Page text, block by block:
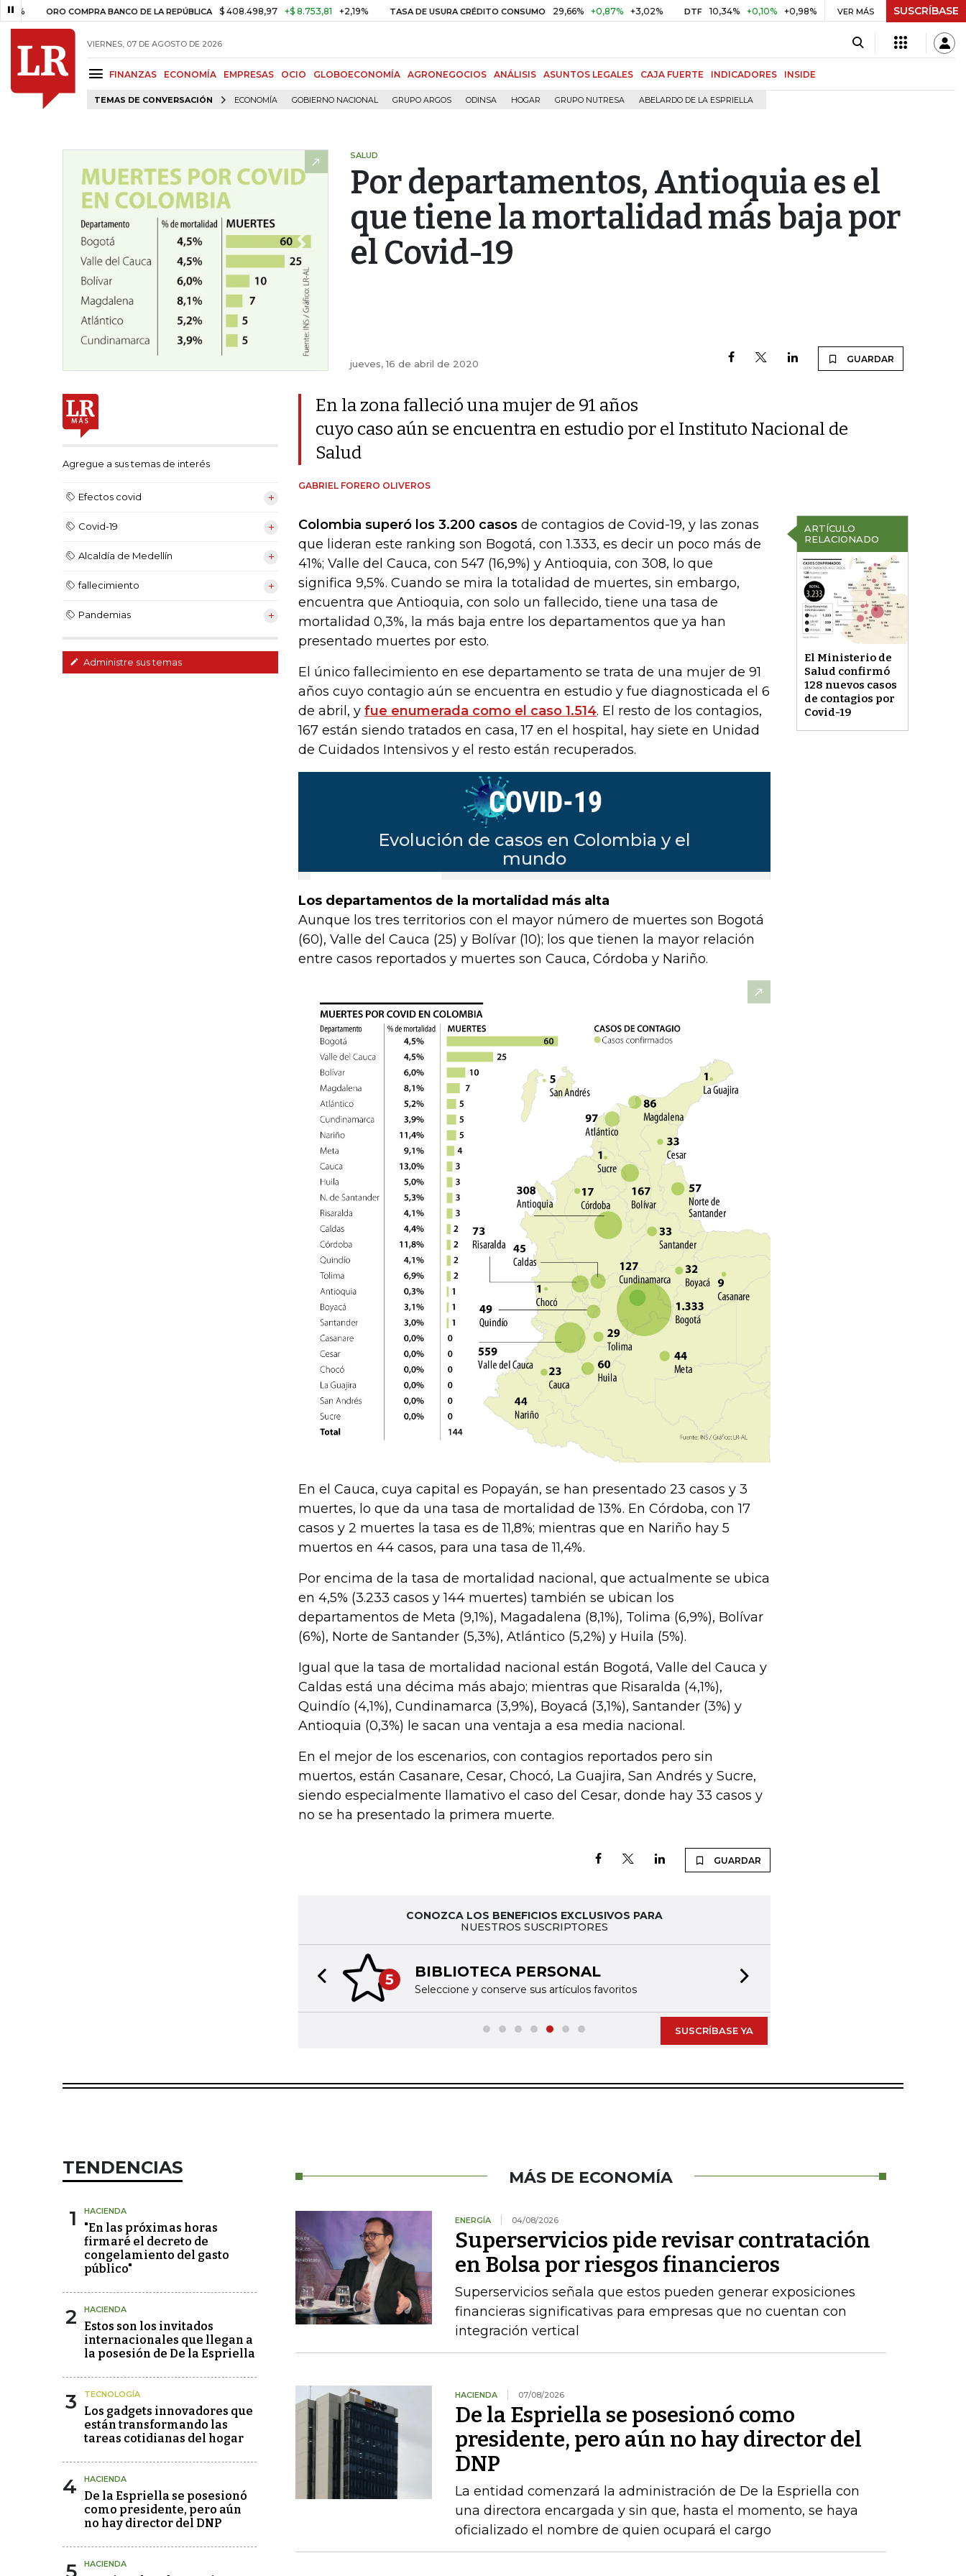
ORO COMPRA BANCO DE LA REPÚBLICA $ 408.498,97 +$ 8.753,81 +2,19% TASA DE USURA CRÉDITO CONSUMO 29,66% +0,87% +3,02% DTF 10,34% +0,10% +0,98% UVR $ 416,91 +$ 0,05 +0,01%
VER MÁS SUSCRÍBASE
VIERNES, 07 DE AGOSTO DE 2026
FINANZAS ECONOMÍA EMPRESAS OCIO GLOBOECONOMÍA AGRONEGOCIOS ANÁLISIS ASUNTOS LEGALES CAJA FUERTE INDICADORES INSIDE
TEMAS DE CONVERSACIÓN ECONOMÍA GOBIERNO NACIONAL GRUPO ARGOS ODINSA HOGAR GRUPO NUTRESA ABELARDO DE LA ESPRIELLA
SALUD
Por departamentos, Antioquia es el
que tiene la mortalidad más baja por
el Covid-19
jueves, 16 de abril de 2020 GUARDAR
Agregue a sus temas de interés
Efectos covid
Covid-19
Alcaldía de Medellín
fallecimiento
Pandemias
Administre sus temas
En la zona falleció una mujer de 91 años
cuyo caso aún se encuentra en estudio por el Instituto Nacional de
Salud
GABRIEL FORERO OLIVEROS
ARTÍCULO
RELACIONADO
El Ministerio de
Salud confirmó
128 nuevos casos
de contagios por
Covid-19
Colombia superó los 3.200 casos de contagios de Covid-19, y las zonas
que lideran este ranking son Bogotá, con 1.333, es decir un poco más de
41%; Valle del Cauca, con 547 (16,9%) y Antioquia, con 308, lo que
significa 9,5%. Cuando se mira la totalidad de muertes, sin embargo,
encuentra que Antioquia, con solo un fallecido, tiene una tasa de
mortalidad 0,3%, la más baja entre los departamentos que ya han
presentado muertes por esto.
El único fallecimiento en ese departamento se trata de una mujer de 91
años cuyo contagio aún se encuentra en estudio y fue diagnosticada el 6
de abril, y fue enumerada como el caso 1.514. El resto de los contagios,
167 están siendo tratados en casa, 17 en el hospital, hay siete en Unidad
de Cuidados Intensivos y el resto están recuperados.
Los departamentos de la mortalidad más alta
Aunque los tres territorios con el mayor número de muertes son Bogotá
(60), Valle del Cauca (25) y Bolívar (10); los que tienen la mayor relación
entre casos reportados y muertes son Cauca, Córdoba y Nariño.
En el Cauca, cuya capital es Popayán, se han presentado 23 casos y 3
muertes, lo que da una tasa de mortalidad de 13%. En Córdoba, con 17
casos y 2 muertes la tasa es de 11,8%; mientras que en Nariño hay 5
muertos en 44 casos, para una tasa de 11,4%.
Por encima de la tasa de mortalidad nacional, que actualmente se ubica
en 4,5% (3.233 casos y 144 muertes) también se ubican los
departamentos de Meta (9,1%), Magadalena (8,1%), Tolima (6,9%), Bolívar
(6%), Norte de Santander (5,3%), Atlántico (5,2%) y Huila (5%).
Igual que la tasa de mortalidad nacional están Bogotá, Valle del Cauca y
Caldas está una décima más abajo; mientras que Risaralda (4,1%),
Quindío (4,1%), Cundinamarca (3,9%), Boyacá (3,1%), Santander (3%) y
Antioquia (0,3%) le sacan una ventaja a esa media nacional.
En el mejor de los escenarios, con contagios reportados pero sin
muertos, están Casanare, Cesar, Chocó, La Guajira, San Andrés y Sucre,
siendo especialmente llamativo el caso del Cesar, donde hay 33 casos y
no se ha presentado la primera muerte.
GUARDAR
CONOZCA LOS BENEFICIOS EXCLUSIVOS PARA
NUESTROS SUSCRIPTORES
5 BIBLIOTECA PERSONAL
Seleccione y conserve sus artículos favoritos
Previous slide
SUSCRÍBASE YA
TENDENCIAS
1 HACIENDA
"En las próximas horas
firmaré el decreto de
congelamiento del gasto
público"
2 HACIENDA
Estos son los invitados
internacionales que llegan a
la posesión de De la Espriella
3 TECNOLOGÍA
Los gadgets innovadores que
están transformando las
tareas cotidianas del hogar
4 HACIENDA
De la Espriella se posesionó
como presidente, pero aún
no hay director del DNP
5 HACIENDA
MÁS DE ECONOMÍA
ENERGÍA 04/08/2026
Superservicios pide revisar contratación
en Bolsa por riesgos financieros
Superservicios señala que estos pueden generar exposiciones
financieras significativas para empresas que no cuentan con
integración vertical
HACIENDA 07/08/2026
De la Espriella se posesionó como
presidente, pero aún no hay director del
DNP
La entidad comenzará la administración de De la Espriella con
una directora encargada y sin que, hasta el momento, se haya
oficializado el nombre de quien ocupará el cargo